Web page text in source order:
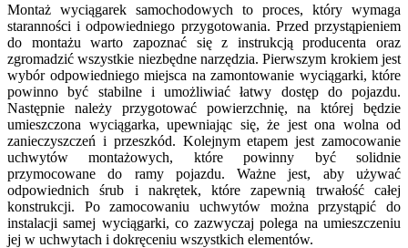
Montaż wyciągarek samochodowych to proces, który wymaga
staranności i odpowiedniego przygotowania. Przed przystąpieniem
do montażu warto zapoznać się z instrukcją producenta oraz
zgromadzić wszystkie niezbędne narzędzia. Pierwszym krokiem jest
wybór odpowiedniego miejsca na zamontowanie wyciągarki, które
powinno być stabilne i umożliwiać łatwy dostęp do pojazdu.
Następnie należy przygotować powierzchnię, na której będzie
umieszczona wyciągarka, upewniając się, że jest ona wolna od
zanieczyszczeń i przeszkód. Kolejnym etapem jest zamocowanie
uchwytów montażowych, które powinny być solidnie
przymocowane do ramy pojazdu. Ważne jest, aby używać
odpowiednich śrub i nakrętek, które zapewnią trwałość całej
konstrukcji. Po zamocowaniu uchwytów można przystąpić do
instalacji samej wyciągarki, co zazwyczaj polega na umieszczeniu
jej w uchwytach i dokręceniu wszystkich elementów.